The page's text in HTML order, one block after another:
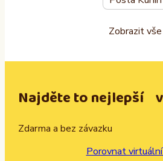
Zobrazit vše
Najděte to nejlepší
Zdarma a bez závazku
Porovnat